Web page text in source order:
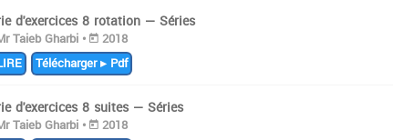
d'exercices 8 rotation — Séries
Taieb Gharbi •
2018
Télécharger ▸ Pdf
d'exercices 8 suites — Séries
Taieb Gharbi •
2018